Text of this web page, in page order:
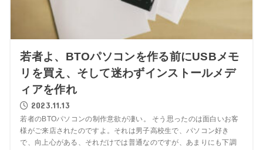
若者よ、BTOパソコンを作る前にUSBメモ
リを買え、そして迷わずインストールメデ
ィアを作れ
2023.11.13
若者のBTOパソコンの制作意欲が凄い。 そう思ったのは面白いお客
様がご来店されたのですよ。それは男子高校生で、パソコン好き
で、向上心がある、それだけでは普通なのですが、あまりにも下調